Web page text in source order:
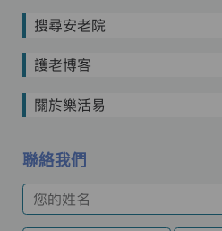
搜尋安老院
護老博客
關於樂活易
聯絡我們
您的姓名